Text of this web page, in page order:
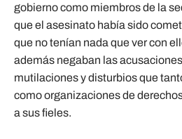
gobierno como miembros de la
que el asesinato había sido
que no tenían nada que ver con
además negaban las
mutilaciones y disturbios que
como organizaciones de
a sus fieles.